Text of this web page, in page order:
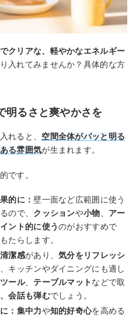
クリアな、軽やかなエネルギー
入れてみませんか？具体的な方
るさと爽やかさを
れると、 空間全体がパッと明る
る雰囲気が生まれます。
です。
的に：壁一面など広範囲に使う
ので、 クッションや小物、 アー
ント的に使うのがおすすめで
たらします。
清潔感があり、気分をリフレッシ
キッチンやダイニングにも適し
ール、 テーブルマットなどで取
会話も弾むでしょう。
： 集中力や知的好奇心を高める